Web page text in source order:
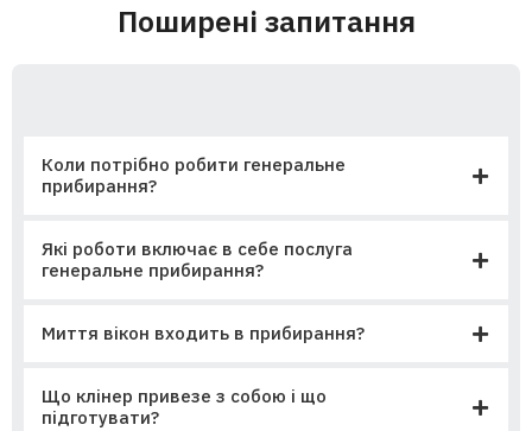
Поширені запитання
Коли потрібно робити генеральне
прибирання?
Які роботи включає в себе послуга
генеральне прибирання?
Миття вікон входить в прибирання?
Що клінер привезе з собою і що
підготувати?